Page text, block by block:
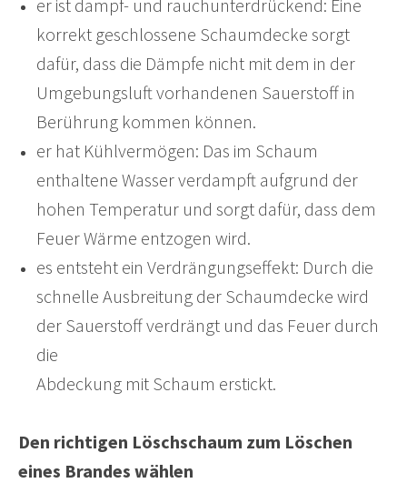
er ist dampf- und rauchunterdrückend: Eine
korrekt geschlossene Schaumdecke sorgt
dafür, dass die Dämpfe nicht mit dem in der
Umgebungsluft vorhandenen Sauerstoff in
Berührung kommen können.
er hat Kühlvermögen: Das im Schaum
enthaltene Wasser verdampft aufgrund der
hohen Temperatur und sorgt dafür, dass dem
Feuer Wärme entzogen wird.
es entsteht ein Verdrängungseffekt: Durch die
schnelle Ausbreitung der Schaumdecke wird
der Sauerstoff verdrängt und das Feuer durch
die
Abdeckung mit Schaum erstickt.
Den richtigen Löschschaum zum Löschen
eines Brandes wählen